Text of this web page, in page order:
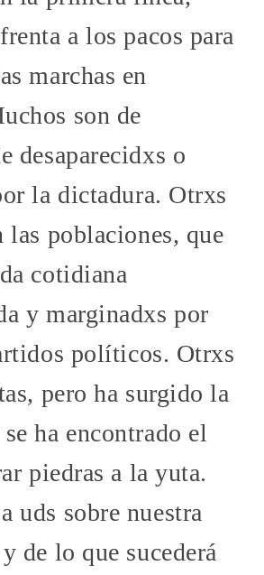
a los pacos para
marchas en
son de
desaparecidxs o
la dictadura. Otrxs
las poblaciones, que
cotidiana
y marginadxs por
políticos. Otrxs
pero ha surgido la
ha encontrado el
piedras a la yuta.
uds sobre nuestra
de lo que sucederá